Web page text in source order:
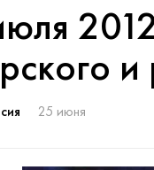
и
25 июня